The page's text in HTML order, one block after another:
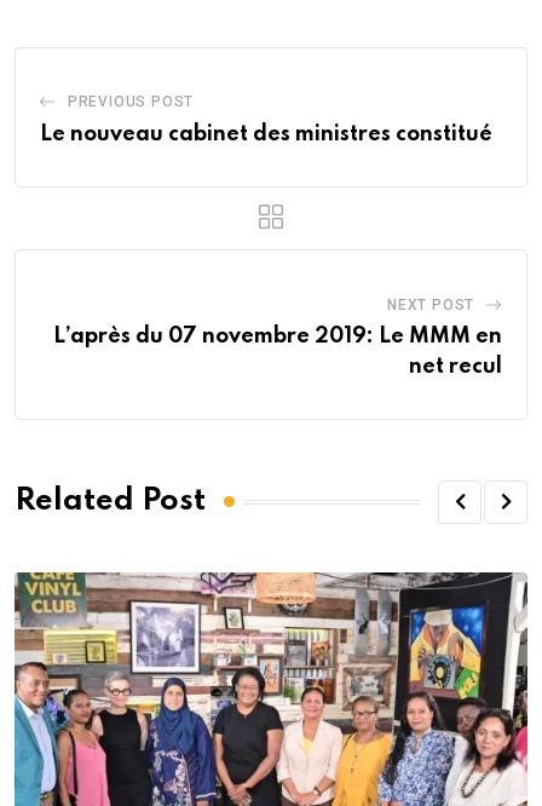
PREVIOUS POST
Le nouveau cabinet des ministres constitué
NEXT POST
L’après du 07 novembre 2019: Le MMM en
net recul
Related Post